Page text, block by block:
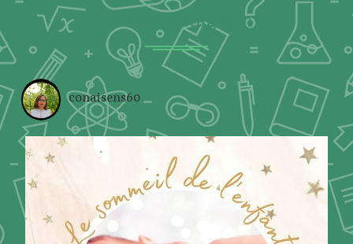
Photos Instagram
conaisens60